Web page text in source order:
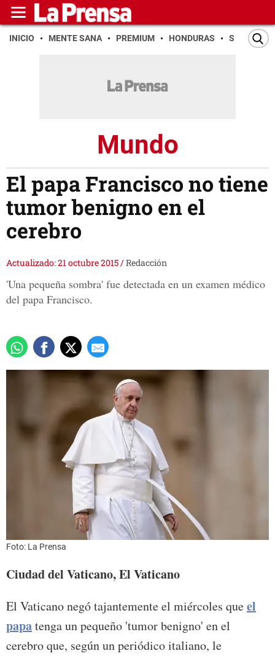
INICIO MENTE SANA PREMIUM HONDURAS SAN PEDRO
Mundo
El papa Francisco no tiene
tumor benigno en el
cerebro
Actualizado: 21 octubre 2015/Redacción
'Una pequeña sombra' fue detectada en un examen médico
del papa Francisco.
Foto: La Prensa
Ciudad del Vaticano, El Vaticano
El Vaticano negó tajantemente el miércoles queel
papatenga un pequeño 'tumor benigno' en el
cerebro que, según un periódico italiano, le